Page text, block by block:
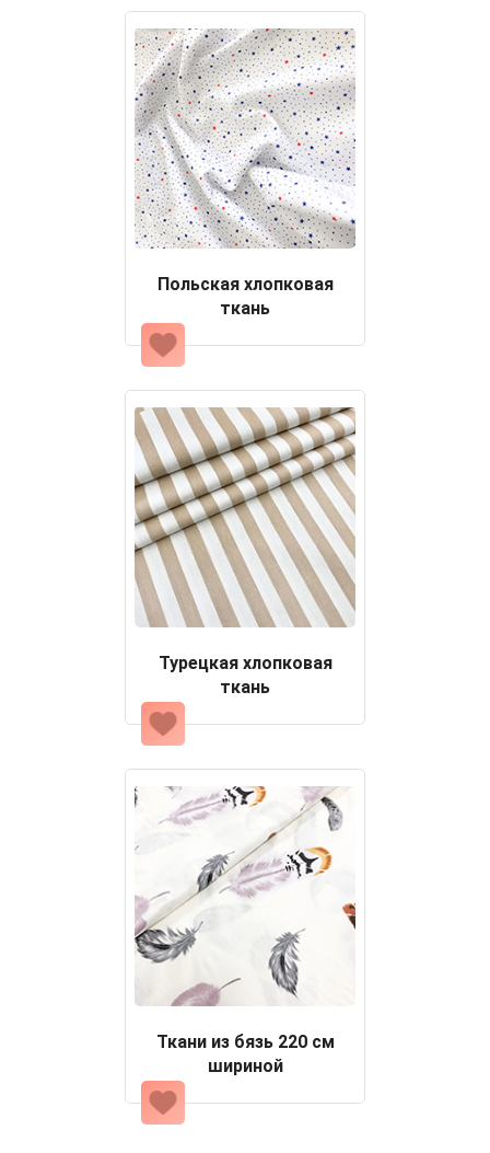
Польская хлопковая
ткань
Турецкая хлопковая
ткань
Ткани из бязь 220 см
шириной